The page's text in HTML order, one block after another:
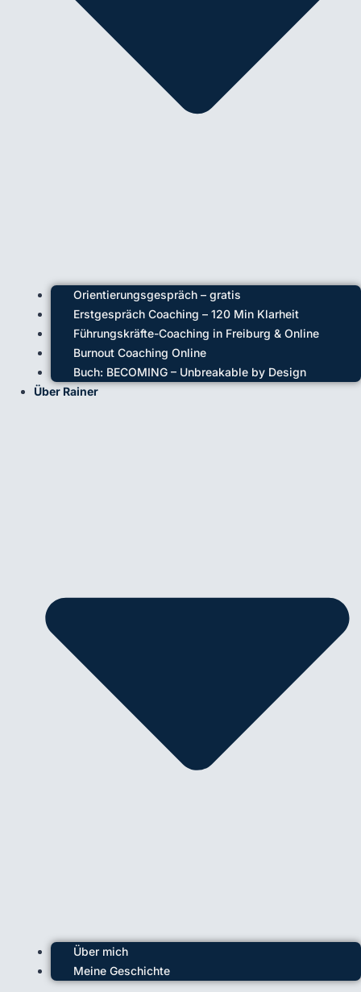
Orientierungsgespräch – gratis
Erstgespräch Coaching – 120 Min Klarheit
Führungskräfte-Coaching in Freiburg & Online
Burnout Coaching Online
Buch: BECOMING – Unbreakable by Design
Über Rainer
Über mich
Meine Geschichte